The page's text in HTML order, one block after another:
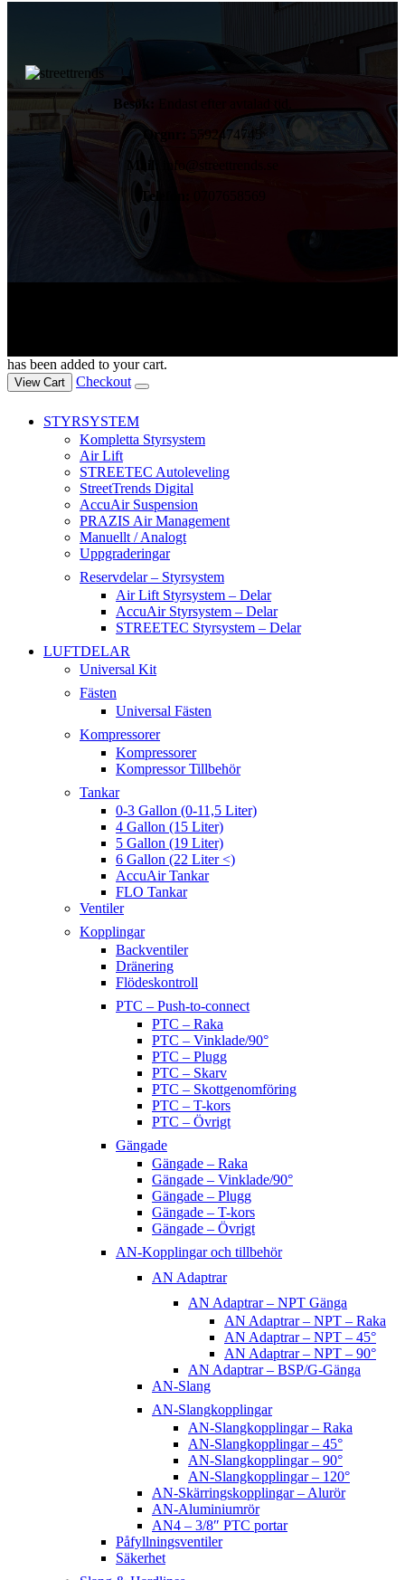
Besök:
Orgnr:
5592474745
Mail:
info@streettrends.se
Telefon:
has been added to your cart.
View Cart Checkout
STYRSYSTEM
Kompletta Styrsystem
Air Lift
STREETEC Autoleveling
StreetTrends Digital
AccuAir Suspension
PRAZIS Air Management
Manuellt / Analogt
Uppgraderingar
Reservdelar – Styrsystem
Air Lift Styrsystem – Delar
AccuAir Styrsystem – Delar
STREETEC Styrsystem – Delar
LUFTDELAR
Universal Kit
Fästen
Universal Fästen
Kompressorer
Kompressorer
Kompressor Tillbehör
Tankar
0-3 Gallon (0-11,5 Liter)
4 Gallon (15 Liter)
5 Gallon (19 Liter)
6 Gallon (22 Liter <)
AccuAir Tankar
FLO Tankar
Ventiler
Kopplingar
Backventiler
Dränering
Flödeskontroll
PTC – Push-to-connect
PTC – Raka
PTC – Vinklade/90°
PTC – Plugg
PTC – Skarv
PTC – Skottgenomföring
PTC – T-kors
PTC – Övrigt
Gängade
Gängade – Raka
Gängade – Vinklade/90°
Gängade – Plugg
Gängade – T-kors
Gängade – Övrigt
AN-Kopplingar och tillbehör
AN Adaptrar
AN Adaptrar – NPT Gänga
AN Adaptrar – NPT – Raka
AN Adaptrar – NPT – 45°
AN Adaptrar – NPT – 90°
AN Adaptrar – BSP/G-Gänga
AN-Slang
AN-Slangkopplingar
AN-Slangkopplingar – Raka
AN-Slangkopplingar – 45°
AN-Slangkopplingar – 90°
AN-Slangkopplingar – 120°
AN-Skärringskopplingar – Alurör
AN-Aluminiumrör
AN4 – 3/8″ PTC portar
Påfyllningsventiler
Säkerhet